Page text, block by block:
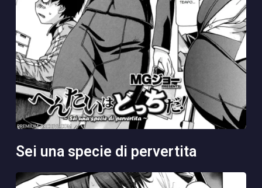
sei una specie di pervertita